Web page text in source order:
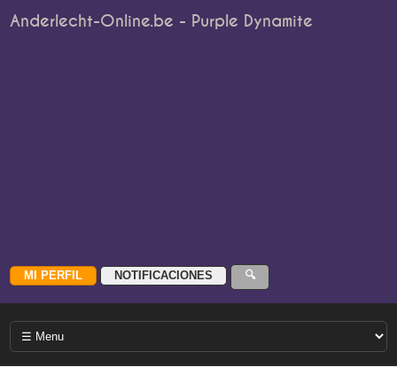
Anderlecht-Online.be - Purple Dynamite